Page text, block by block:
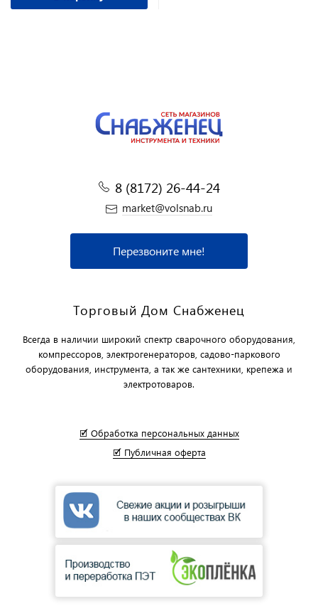
8 (8172) 26-44-24
market@volsnab.ru
Перезвоните мне!
Торговый Дом Снабженец
Всегда в наличии широкий спектр сварочного оборудования,
компрессоров, электрогенераторов, садово-паркового
оборудования, инструмента, а так же сантехники, крепежа и
электротоваров.
🗹 Обработка персональных данных
🗹 Публичная оферта